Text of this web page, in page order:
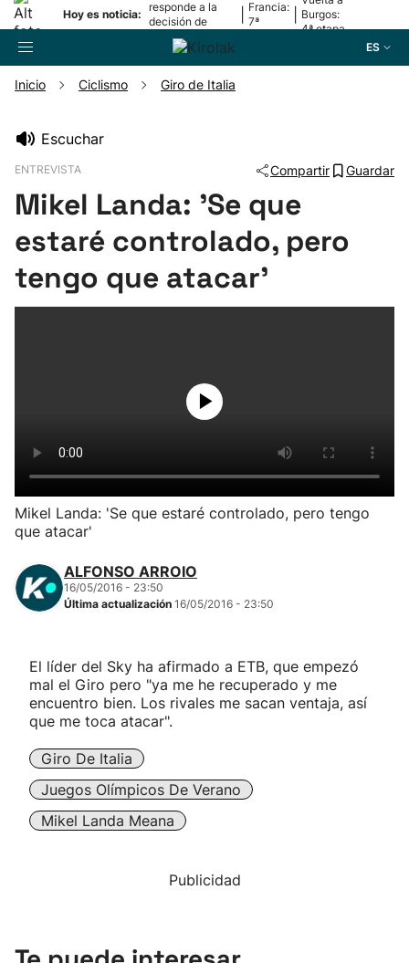
Hoy es noticia:
responde a la
decisión de
Oriamendi
Francia:
7ª
Burgos:
4ª etapa
ES
Pelota
Remo
Kirolak 360
Atletismo
Más deportes
Inicio Ciclismo Giro de Italia
Escuchar
ENTREVISTA Compartir Guardar
Mikel Landa: 'Se que
estaré controlado, pero
tengo que atacar'
Mikel Landa: 'Se que estaré controlado, pero tengo
que atacar'
ALFONSO ARROIO
16/05/2016 - 23:50
Última actualización 16/05/2016 - 23:50
El líder del Sky ha afirmado a ETB, que empezó
mal el Giro pero "ya me he recuperado y me
encuentro bien. Los rivales me sacan ventaja, así
que me toca atacar".
Giro De Italia
Juegos Olímpicos De Verano
Mikel Landa Meana
Publicidad